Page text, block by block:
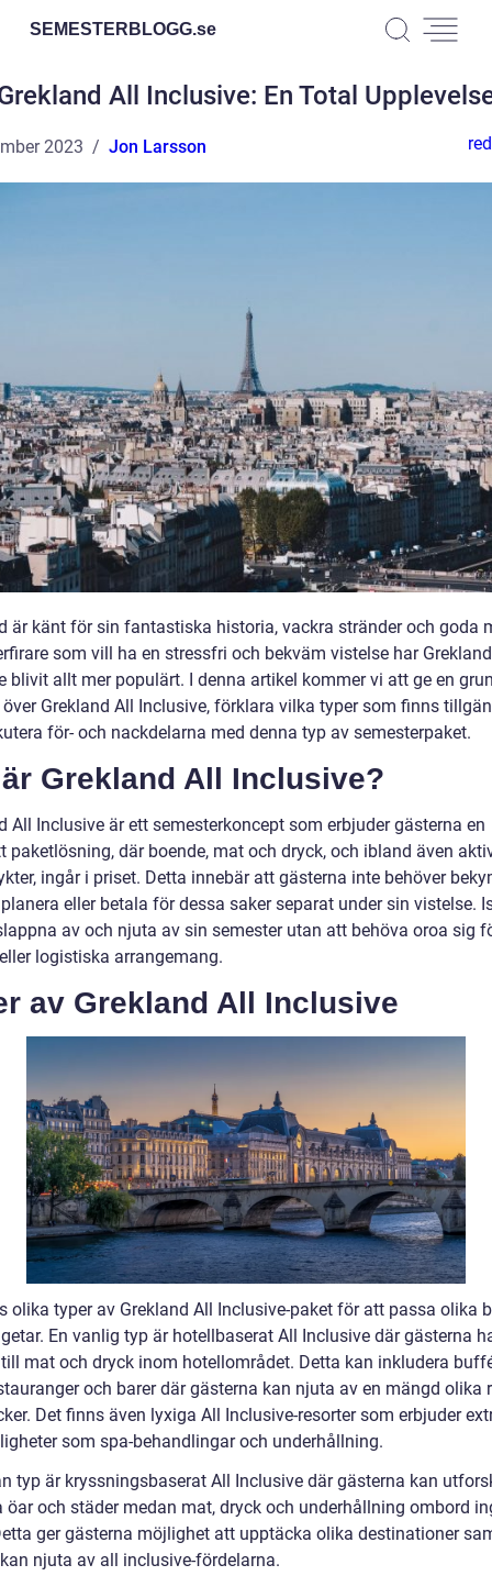
SEMESTERBLOGG.se
All Inclusive: En Total
2023 Jon Larsson
är känt för sin fantastiska historia, vackra stränder och goda
som vill ha en stressfri och bekväm vistelse har
blivit allt mer populärt. I denna artikel kommer vi att ge en
Grekland All Inclusive, förklara vilka typer som finns
för- och nackdelarna med denna typ av semesterpaket.
Grekland All Inclusive?
All Inclusive är ett semesterkoncept som erbjuder gästerna en
paketlösning, där boende, mat och dryck, och ibland även
ingår i priset. Detta innebär att gästerna inte behöver
eller betala för dessa saker separat under sin vistelse.
av och njuta av sin semester utan att behöva oroa sig
logistiska arrangemang.
av Grekland All Inclusive
olika typer av Grekland All Inclusive-paket för att passa olika
En vanlig typ är hotellbaserat All Inclusive där gästerna
mat och dryck inom hotellområdet. Detta kan inkludera
och barer där gästerna kan njuta av en mängd olika
Det finns även lyxiga All Inclusive-resorter som erbjuder
som spa-behandlingar och underhållning.
typ är kryssningsbaserat All Inclusive där gästerna kan
öar och städer medan mat, dryck och underhållning ombord
ger gästerna möjlighet att upptäcka olika destinationer
njuta av all inclusive-fördelarna.